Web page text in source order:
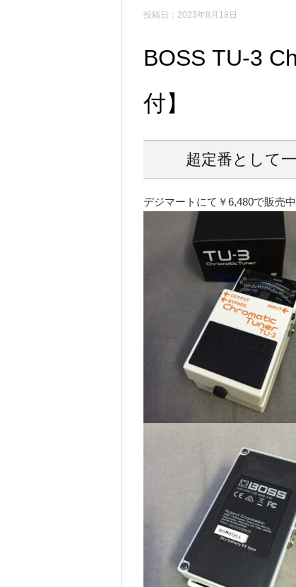
投稿日：2023年8月18日
BOSS TU-3
付】
超定番として
デジマートにて￥6,480で販売中